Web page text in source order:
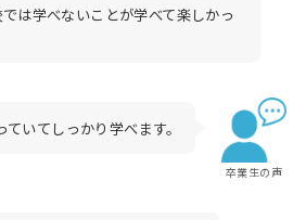
は学べないことが学べて楽しかっ
卒業生の声
ていてしっかり学べます。